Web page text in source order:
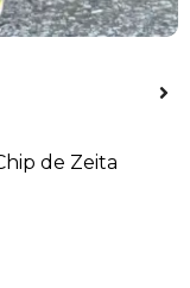
de Zeita